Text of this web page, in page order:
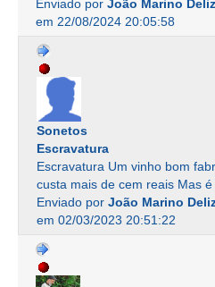
Enviado por João Marino
em 22/08/2024 20:05:58
Sonetos
Escravatura
Escravatura Um vinho bom
custa mais de cem reais Mas é
Enviado por João Marino
em 02/03/2023 20:51:22